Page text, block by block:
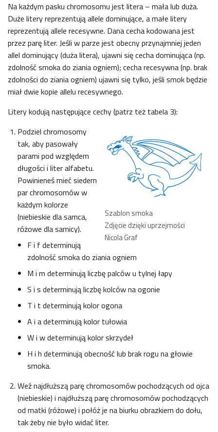
Na każdym pasku chromosomu jest litera – mała lub duża.
Duże litery reprezentują allele dominujące, a małe litery
reprezentują allele recesywne. Dana cecha kodowana jest
przez parę liter. Jeśli w parze jest obecny przynajmniej jeden
allel dominujący (duża litera), ujawni się cecha dominująca (np.
zdolność smoka do ziania ogniem); cecha recesywna (np. brak
zdolności do ziania ogniem) ujawni się tylko, jeśli smok będzie
miał dwie kopie allelu recesywnego.
Litery kodują następujące cechy (patrz też tabela 3):
Szablon smoka
Zdjęcie dzięki uprzejmości
Nicola Graf
Podziel chromosomy
tak, aby pasowały
parami pod względem
długości i liter alfabetu.
Powinieneś mieć siedem
par chromosomów w
każdym kolorze
(niebieskie dla samca,
różowe dla samicy).
F i f determinują
zdolność smoka do ziania ogniem
M i m determinują liczbę palców u tylnej łapy
S i s determinują liczbę kolców na ogonie
T i t determinują kolor ogona
A i a determinują kolor tułowia
W i w determinują kolor skrzydeł
H i h determinują obecność lub brak rogu na głowie
smoka.
Weź najdłuższą parę chromosomów pochodzących od ojca
(niebieskie) i najdłuższą parę chromosomów pochodzących
od matki (różowe) i połóż je na biurku obrazkiem do dołu,
tak żeby nie było widać liter.